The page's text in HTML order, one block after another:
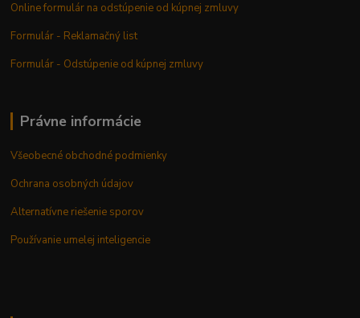
Online formulár na odstúpenie od kúpnej zmluvy
Formulár - Reklamačný list
Formulár - Odstúpenie od kúpnej zmluvy
Právne informácie
Všeobecné obchodné podmienky
Ochrana osobných údajov
Alternatívne riešenie sporov
Používanie umelej inteligencie